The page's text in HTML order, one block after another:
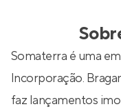
Somaterra é uma
Incorporação.
faz lançamentos